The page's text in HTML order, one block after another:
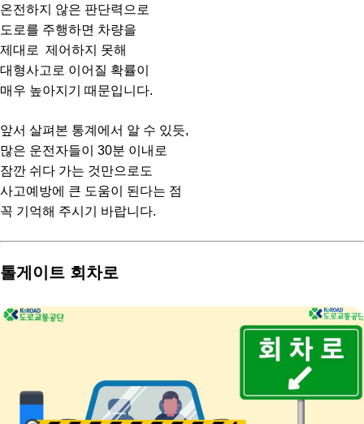
온전하지 않은 판단력으로
도로를 주행하면 차량을
제대로 제어하지 못해
대형사고로 이어질 확률이
매우 높아지기 때문입니다.
앞서 살펴본 통계에서 알 수 있듯,
많은 운전자들이 30분 이내로
잠깐 쉬다 가는 것만으로도
사고예방에 큰 도움이 된다는 점
꼭 기억해 주시기 바랍니다.
톨게이트 회차로